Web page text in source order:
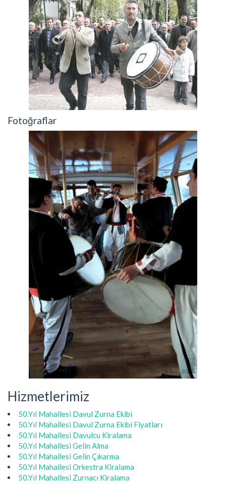
Fotoğraflar
Hizmetlerimiz
50.Yıl Mahallesi Davul Zurna Ekibi
50.Yıl Mahallesi Davul Zurna Ekibi Fiyatları
50.Yıl Mahallesi Davulcu Kiralama
50.Yıl Mahallesi Gelin Alma
50.Yıl Mahallesi Gelin Çıkarma
50.Yıl Mahallesi Orkestra Kiralama
50.Yıl Mahallesi Zurnacı Kiralama